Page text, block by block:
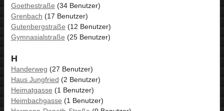
Goethestraße (34 Benutzer)
Grenbach (17 Benutzer)
Gutenbergstraße (12 Benutzer)
Gymnasialstraße (25 Benutzer)
H
Handerweg (27 Benutzer)
Haus Jungfried (2 Benutzer)
Heimatgasse (1 Benutzer)
Heimbachgasse (1 Benutzer)